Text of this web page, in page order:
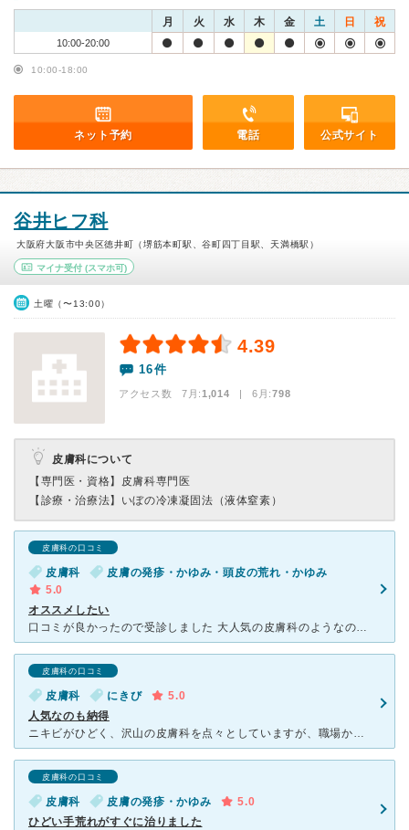
月 火 水 木 金 土 日 祝
10:00-20:00
10:00-18:00
ネット予約 電話 公式サイト
谷井ヒフ科
大阪府大阪市中央区徳井町（堺筋本町駅、谷町四丁目駅、天満橋駅）
マイナ受付 (スマホ可)
土曜（〜13:00）
4.39
16件
アクセス数 7月:1,014 | 6月:798
皮膚科について
【専門医・資格】 皮膚科専門医
【診療・治療法】 いぼの冷凍凝固法（液体窒素）
皮膚科の口コミ
皮膚科
皮膚の発疹・かゆみ・頭皮の荒れ・かゆみ
5.0
オススメしたい
口コミが良かったので受診しました 大人気の皮膚科のようなのでめちゃくちゃ待つのを覚悟して行きましたが、行った時間が良かったのか２分ほどしか待ちませんでした。 先生は穏やかなのに診察が早く、お薬
皮膚科の口コミ
皮膚科 にきび
5.0
人気なのも納得
ニキビがひどく、沢山の皮膚科を点々としていますが、職場から近いこともありお世話になりました。 ビタミン剤をたくさんくれて、体質改善からしてみましたがなかなかうまくいかず、洗顔石鹸や化粧水のサンプ
皮膚科の口コミ
皮膚科 皮膚の発疹・かゆみ
5.0
ひどい手荒れがすぐに治りました